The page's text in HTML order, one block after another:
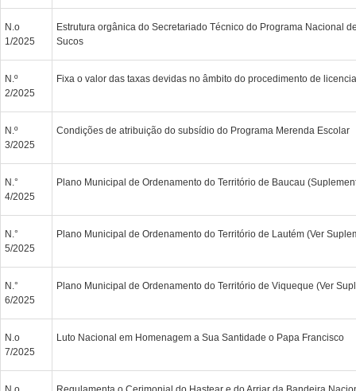
N.o
1/2025
Estrutura orgânica do Secretariado Técnico do Programa Nacional
Sucos
N.º
2/2025
Fixa o valor das taxas devidas no âmbito do procedimento de
N.º
3/2025
Condições de atribuição do subsídio do Programa Merenda Escolar
N.°
4/2025
Plano Municipal de Ordenamento do Território de Baucau
N.°
5/2025
Plano Municipal de Ordenamento do Território de Lautém (Ver
N.°
6/2025
Plano Municipal de Ordenamento do Território de Viqueque (Ver
N.o
7/2025
Luto Nacional em Homenagem a Sua Santidade o Papa Francisco